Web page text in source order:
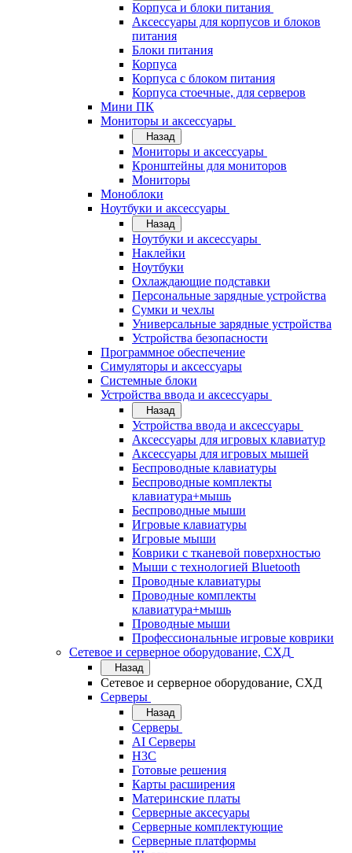
Корпуса и блоки питания
Аксессуары для корпусов и блоков
питания
Блоки питания
Корпуса
Корпуса с блоком питания
Корпуса стоечные, для серверов
Мини ПК
Мониторы и аксессуары
Назад
Мониторы и аксессуары
Кронштейны для мониторов
Мониторы
Моноблоки
Ноутбуки и аксессуары
Назад
Ноутбуки и аксессуары
Наклейки
Ноутбуки
Охлаждающие подставки
Персональные зарядные устройства
Сумки и чехлы
Универсальные зарядные устройства
Устройства безопасности
Программное обеспечение
Симуляторы и аксессуары
Системные блоки
Устройства ввода и аксессуары
Назад
Устройства ввода и аксессуары
Аксессуары для игровых клавиатур
Аксессуары для игровых мышей
Беспроводные клавиатуры
Беспроводные комплекты
клавиатура+мышь
Беспроводные мыши
Игровые клавиатуры
Игровые мыши
Коврики с тканевой поверхностью
Мыши с технологией Bluetooth
Проводные клавиатуры
Проводные комплекты
клавиатура+мышь
Проводные мыши
Профессиональные игровые коврики
Сетевое и серверное оборудование, СХД
Назад
Сетевое и серверное оборудование, СХД
Cерверы
Назад
Cерверы
AI Серверы
H3C
Готовые решения
Карты расширения
Материнские платы
Серверные аксесуары
Серверные комплектующие
Серверные платформы